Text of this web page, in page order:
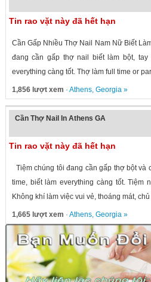
Tin rao vặt này đã hết hạn
Cần Gấp Nhiều Thợ Nail Nam Nữ Biết
đang cần gấp thợ nail biết làm bột,
everything càng tốt. Thợ làm full time or
1,856 lượt xem · Athens, Georgia »
Cần Thợ Nail In Athens GA
Tin rao vặt này đã hết hạn
Tiệm chúng tôi đang cần gấp thợ bột và
time, biết làm everything càng tốt. Tiệm
Không khí làm việc vui vẻ, thoáng mát, chủ
1,665 lượt xem · Athens, Georgia »